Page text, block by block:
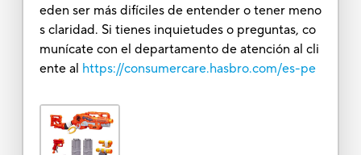
eden ser más difíciles de entender o tener meno
s claridad. Si tienes inquietudes o preguntas, co
munícate con el departamento de atención al cli
ente al https://consumercare.hasbro.com/es-pe